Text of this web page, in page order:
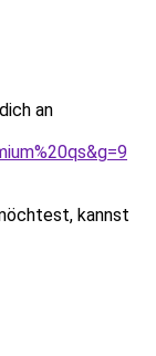
an
kannst